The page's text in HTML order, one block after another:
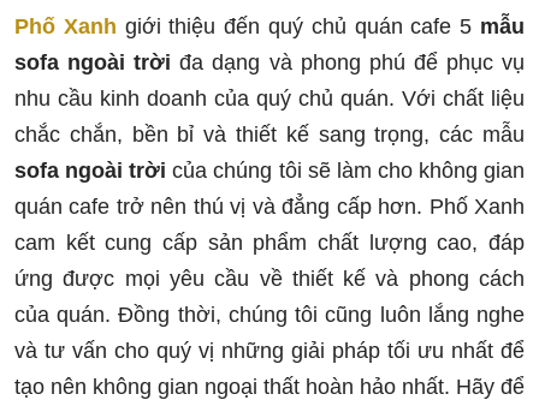
Phố Xanh giới thiệu đến quý chủ quán cafe 5 mẫu
sofa ngoài trời đa dạng và phong phú để phục vụ
nhu cầu kinh doanh của quý chủ quán. Với chất liệu
chắc chắn, bền bỉ và thiết kế sang trọng, các mẫu
sofa ngoài trời của chúng tôi sẽ làm cho không gian
quán cafe trở nên thú vị và đẳng cấp hơn. Phố Xanh
cam kết cung cấp sản phẩm chất lượng cao, đáp
ứng được mọi yêu cầu về thiết kế và phong cách
của quán. Đồng thời, chúng tôi cũng luôn lắng nghe
và tư vấn cho quý vị những giải pháp tối ưu nhất để
tạo nên không gian ngoại thất hoàn hảo nhất. Hãy để